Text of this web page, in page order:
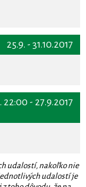
25.9. - 31.10.2017
22:00 - 27.9.2017
udalostí, nakoľko nie
udalostí je